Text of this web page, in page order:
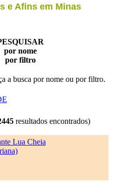
e Afins em Minas
por nome
por filtro
a busca por nome ou por filtro.
resultados encontrados)
Lua Cheia